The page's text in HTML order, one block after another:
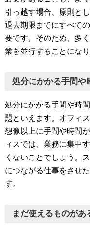
引っ越す場合、原則と
退去期限までにすべて
要です。そのため、多
業を並行することにな
処分にかかる手間や
処分にかかる手間や時
題といえます。オフィ
想像以上に手間や時間
ィスでは、業務に集中
くないことでしょう。
につながる仕事をさせ
す。
まだ使えるものがあ